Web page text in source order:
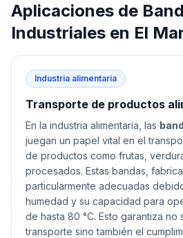
Aplicaciones de
Industriales en El
Industria alimentaria
Transporte de productos
En la industria alimentaria, las
juegan un papel vital en el
de productos como frutas,
procesados. Estas bandas,
particularmente adecuadas
humedad y su capacidad para
de hasta 80 °C. Esto garantiza
transporte sino también el